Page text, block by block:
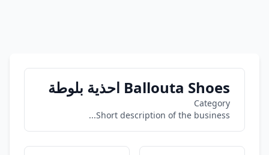
Ballouta Shoes احذية بلوطة
Category
Short description of the business...